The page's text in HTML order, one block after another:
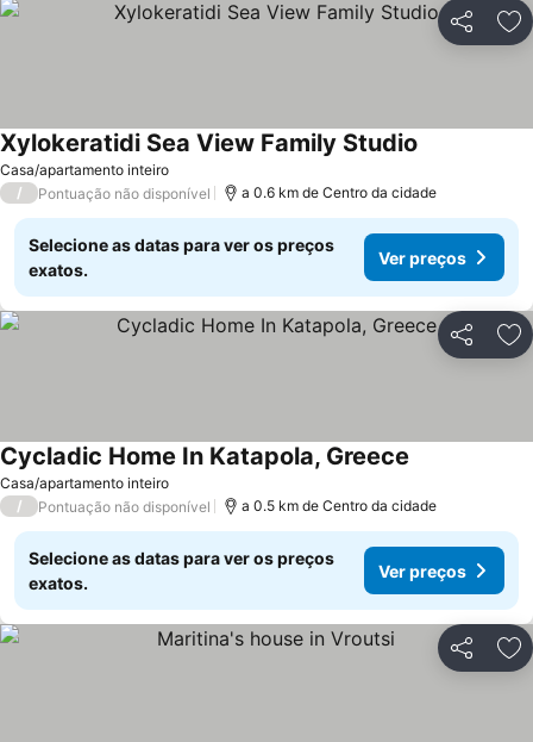
Partilhar
Casa/apartamento inteiro
Xylokeratidi Sea View Family Studio
/ Pontuação não disponível a 0.6 km de Centro da cidade
Selecione as datas para ver os preços
exatos.
Ver preços
Partilhar
Casa/apartamento inteiro
Cycladic Home In Katapola, Greece
/ Pontuação não disponível a 0.5 km de Centro da cidade
Selecione as datas para ver os preços
exatos.
Ver preços
Partilhar